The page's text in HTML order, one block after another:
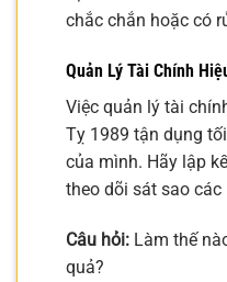
chắc chắn hoặc có
Quản Lý Tài Chính
Việc quản lý tài
Tỵ 1989 tận dụng
của mình. Hãy lập
theo dõi sát sao các
Câu hỏi: Làm thế
quả?